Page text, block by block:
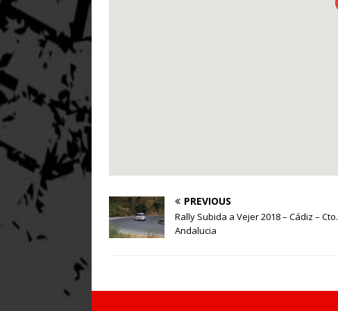
PREVIOUS
Rally Subida a Vejer 2018 – Cádiz – Cto.
Andalucia